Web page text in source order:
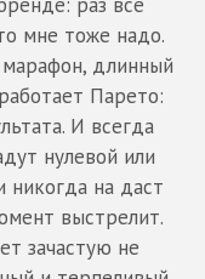
мне тоже надо.
длинный
Парето:
И всегда
нулевой или
никогда на даст
выстрелит.
зачастую не